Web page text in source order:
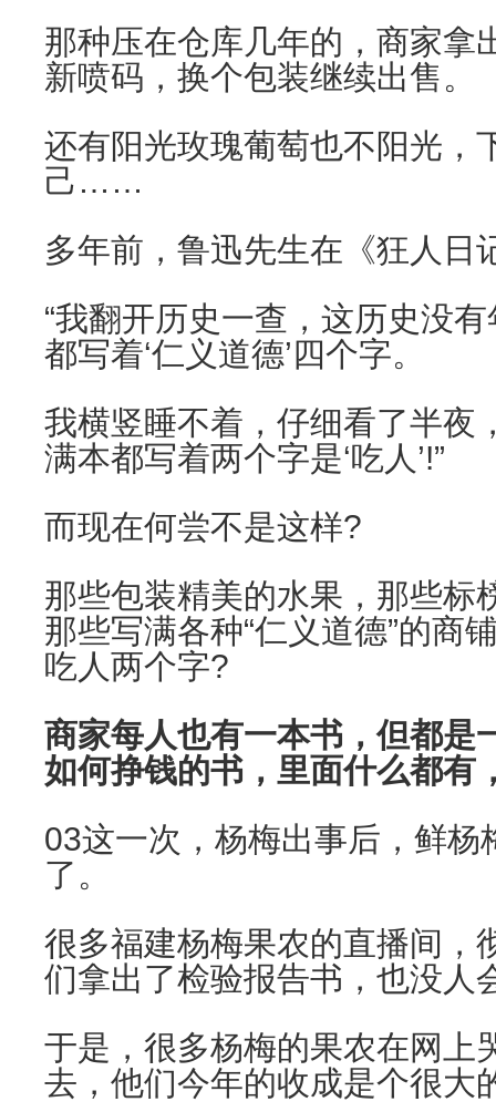
那种压在仓库几年的，商家拿
新喷码，换个包装继续出售。
还有阳光玫瑰葡萄也不阳光，
己……
多年前，鲁迅先生在《狂人日
“我翻开历史一查，这历史没
都写着‘仁义道德’四个字。
我横竖睡不着，仔细看了半夜
满本都写着两个字是‘吃人’!”
而现在何尝不是这样?
那些包装精美的水果，那些标
那些写满各种“仁义道德”的商
吃人两个字?
商家每人也有一本书，但都是
如何挣钱的书，里面什么都有
03这一次，杨梅出事后，鲜杨
了。
很多福建杨梅果农的直播间，
们拿出了检验报告书，也没人
于是，很多杨梅的果农在网上
去，他们今年的收成是个很大